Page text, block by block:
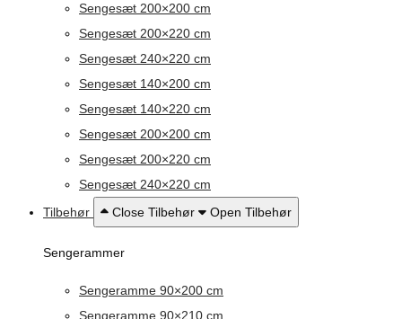
Sengesæt 200×200 cm
Sengesæt 200×220 cm
Sengesæt 240×220 cm
Sengesæt 140×200 cm
Sengesæt 140×220 cm
Sengesæt 200×200 cm
Sengesæt 200×220 cm
Sengesæt 240×220 cm
Tilbehør
Close Tilbehør Open Tilbehør
Sengerammer
Sengeramme 90×200 cm
Sengeramme 90×210 cm